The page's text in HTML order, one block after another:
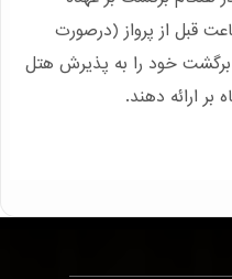
است و ایشان باید 24 ساعت قبل از پرواز (درصورت
خود را به پذیرش هتل
ارائه دهند.